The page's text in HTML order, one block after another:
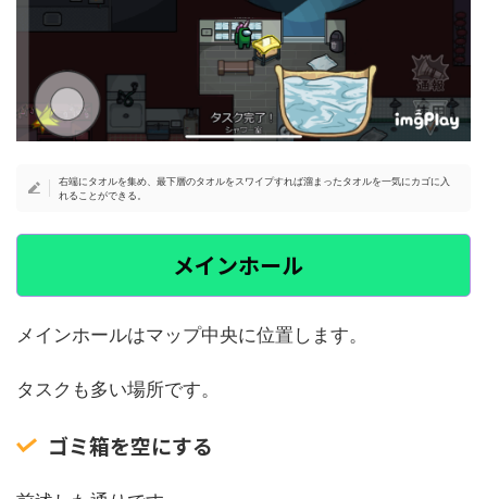
右端にタオルを集め、最下層のタオルをスワイプすれば溜まったタオルを一気にカゴに入
れることができる。
メインホール
メインホールはマップ中央に位置します。
タスクも多い場所です。
ゴミ箱を空にする